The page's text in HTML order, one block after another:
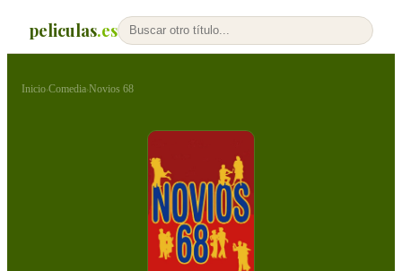
peliculas.es
Inicio›Comedia›Novios 68